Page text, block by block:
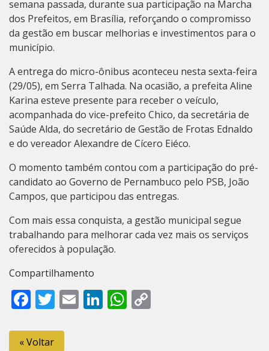
semana passada, durante sua participação na Marcha
dos Prefeitos, em Brasília, reforçando o compromisso
da gestão em buscar melhorias e investimentos para o
município.
A entrega do micro-ônibus aconteceu nesta sexta-feira
(29/05), em Serra Talhada. Na ocasião, a prefeita Aline
Karina esteve presente para receber o veículo,
acompanhada do vice-prefeito Chico, da secretária de
Saúde Alda, do secretário de Gestão de Frotas Ednaldo
e do vereador Alexandre de Cícero Eiéco.
O momento também contou com a participação do pré-
candidato ao Governo de Pernambuco pelo PSB, João
Campos, que participou das entregas.
Com mais essa conquista, a gestão municipal segue
trabalhando para melhorar cada vez mais os serviços
oferecidos à população.
Compartilhamento
Facebook
Twitter
EmailLinkedIn
WhatsApp
« Voltar